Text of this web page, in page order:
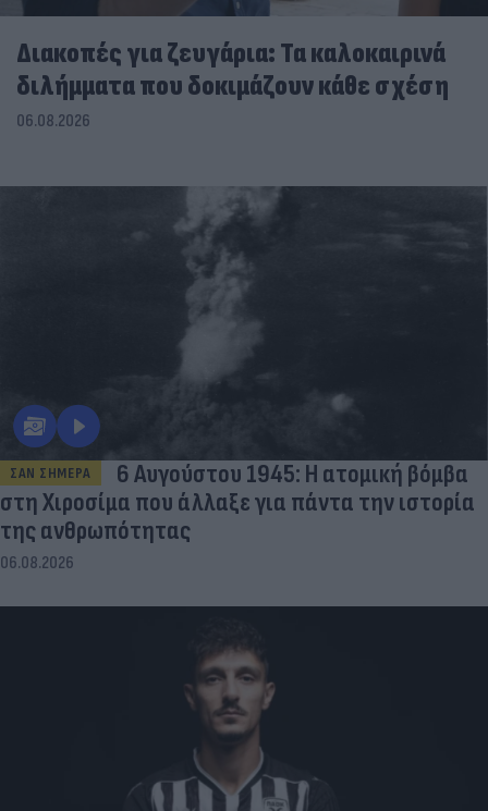
Διακοπές για ζευγάρια: Τα καλοκαιρινά
διλήμματα που δοκιμάζουν κάθε σχέση
06.08.2026
ΣΑΝ ΣΗΜΕΡΑ
6 Αυγούστου 1945: Η ατομική βόμβα
στη Χιροσίμα που άλλαξε για πάντα την ιστορία
της ανθρωπότητας
06.08.2026